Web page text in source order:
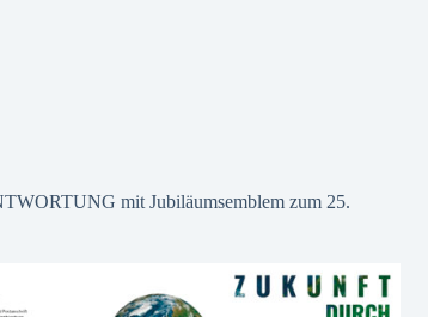
mit Jubiläumsemblem zum 25.